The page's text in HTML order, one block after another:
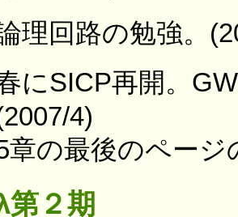
理回路の勉強。
にSICP再開。
4)
章の最後のページ
第２期